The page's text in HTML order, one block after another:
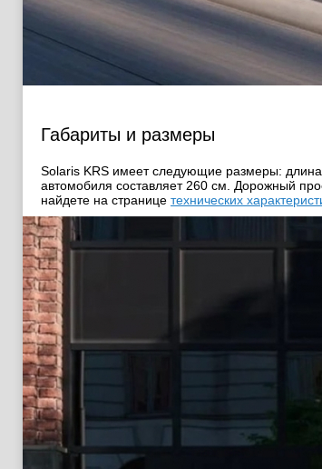
Габариты и размеры
Solaris KRS имеет следующие размеры:
автомобиля составляет 260 cм. Дорожный
найдете на странице технических